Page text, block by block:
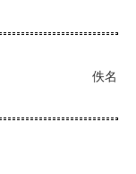
佚名